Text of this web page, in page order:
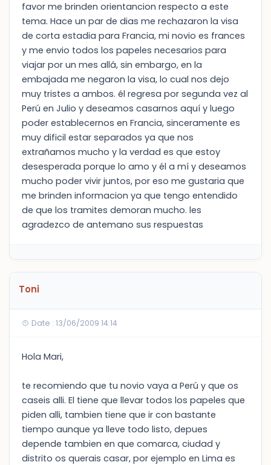
favor me brinden orientancion respecto a este
tema. Hace un par de dias me rechazaron la visa
de corta estadia para Francia, mi novio es frances
y me envio todos los papeles necesarios para
viajar por un mes allá, sin embargo, en la
embajada me negaron la visa, lo cual nos dejo
muy tristes a ambos. él regresa por segunda vez al
Perú en Julio y deseamos casarnos aquí y luego
poder establecernos en Francia, sinceramente es
muy dificil estar separados ya que nos
extrañamos mucho y la verdad es que estoy
desesperada porque lo amo y él a mí y deseamos
mucho poder vivir juntos, por eso me gustaria que
me brinden informacion ya que tengo entendido
de que los tramites demoran mucho. les
agradezco de antemano sus respuestas
Toni
Date : 13/06/2009 14:14
Hola Mari,
te recomiendo que tu novio vaya a Perú y que os
caseis alli. El tiene que llevar todos los papeles que
piden alli, tambien tiene que ir con bastante
tiempo aunque ya lleve todo listo, depues
depende tambien en que comarca, ciudad y
distrito os querais casar, por ejemplo en Lima es